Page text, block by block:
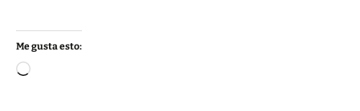
Me gusta esto:
Cargando...